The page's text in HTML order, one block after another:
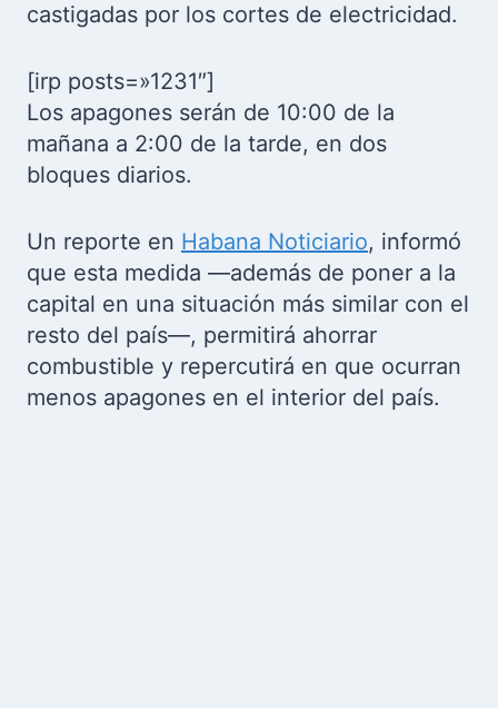
castigadas por los cortes de electricidad.
[irp posts=»1231″]
Los apagones serán de 10:00 de la
mañana a 2:00 de la tarde, en dos
bloques diarios.
Un reporte en Habana Noticiario, informó
que esta medida —además de poner a la
capital en una situación más similar con el
resto del país—, permitirá ahorrar
combustible y repercutirá en que ocurran
menos apagones en el interior del país.